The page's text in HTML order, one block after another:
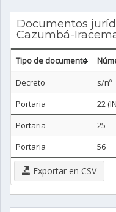
Documentos
Cazumbá-
Tipo de documento
Decreto
s/nº
Portaria
22
Portaria
25
Portaria
56
Exportar en CSV